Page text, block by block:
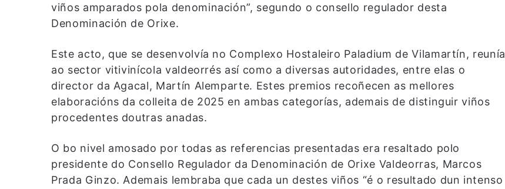
viños amparados pola denominación”, segundo o consello regulador desta
Denominación de Orixe.
Este acto, que se desenvolvía no Complexo Hostaleiro Paladium de Vilamartín, reunía
ao sector vitivinícola valdeorrés así como a diversas autoridades, entre elas o
director da Agacal, Martín Alemparte. Estes premios recoñecen as mellores
elaboracións da colleita de 2025 en ambas categorías, ademais de distinguir viños
procedentes doutras anadas.
O bo nivel amosado por todas as referencias presentadas era resaltado polo
presidente do Consello Regulador da Denominación de Orixe Valdeorras, Marcos
Prada Ginzo. Ademais lembraba que cada un destes viños “é o resultado dun intenso